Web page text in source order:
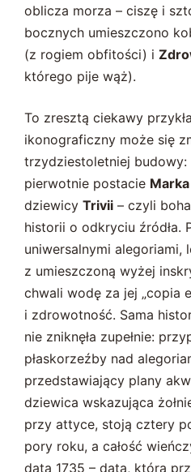
oblicza morza – ciszę i
bocznych umieszczono
(z rogiem obfitości) i
którego pije wąż).
To zresztą ciekawy
ikonograficzny może się
trzydziestoletniej budowy:
pierwotnie postacie
dziewicy Trivii – czyli
historii o odkryciu źródła.
uniwersalnymi alegoriami,
z umieszczoną wyżej
chwali wodę za jej „copia
i zdrowotność. Sama
nie zniknęła zupełnie:
płaskorzeźby nad
przedstawiający plany
dziewica wskazująca
przy attyce, stoją cztery
pory roku, a całość
datą 1735 – datą, która